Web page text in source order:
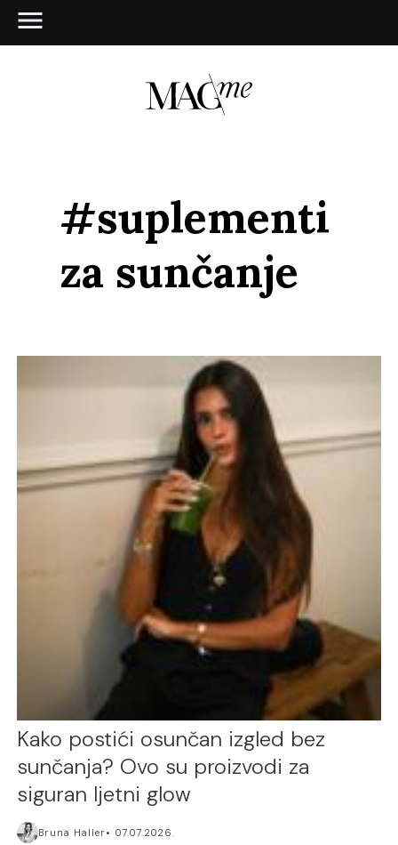
#suplementi
za sunčanje
Kako postići osunčan izgled bez
sunčanja? Ovo su proizvodi za
siguran ljetni glow
Bruna Haller 07.07.2026.